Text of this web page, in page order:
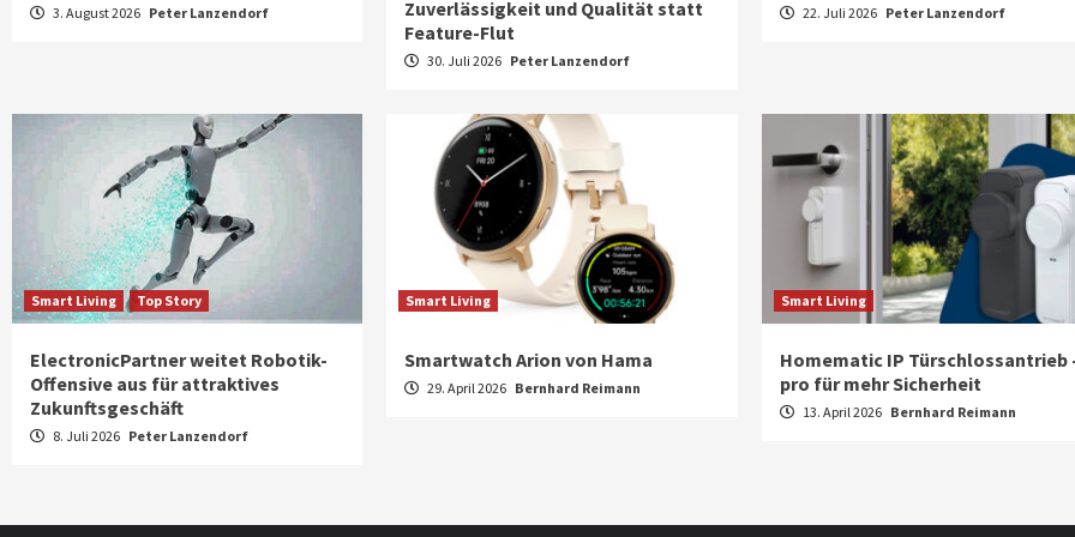
3. August 2026 Peter Lanzendorf
Zuverlässigkeit und Qualität statt
Feature-Flut
30. Juli 2026 Peter Lanzendorf
22. Juli 2026 Peter Lanzendorf
Smart Living Top Story
ElectronicPartner weitet Robotik-
Offensive aus für attraktives
Zukunftsgeschäft
8. Juli 2026 Peter Lanzendorf
Smart Living
Smartwatch Arion von Hama
29. April 2026 Bernhard Reimann
Smart Living
Homematic IP Türschlossantrieb
pro für mehr Sicherheit
13. April 2026 Bernhard Reimann